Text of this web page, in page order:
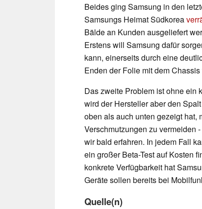
Beides ging Samsung in den
Samsungs Heimat Südkorea
Bälde an Kunden ausgeliefert
Erstens will Samsung dafür
kann, einerseits durch eine
Enden der Folie mit dem
Das zweite Problem ist ohne ein
wird der Hersteller aber den
oben als auch unten gezeigt hat,
Verschmutzungen zu vermeiden
wir bald erfahren. In jedem Fall
ein großer Beta-Test auf Kosten
konkrete Verfügbarkeit hat
Geräte sollen bereits bei
Quelle(n)